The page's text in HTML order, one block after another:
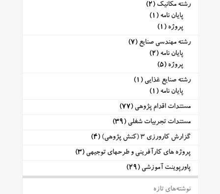
رشته مکانیک (2)
پایان نامه (1)
پروژه (1)
رشته مهندسی صنایع (7)
پایان نامه (2)
پروژه (5)
رشته صنایع غذایی (1)
پایان نامه (1)
مستندات اقدام پژوهی (77)
مستندات تجربیات شغلی (39)
گزارش کارورزی 3 (کنش پژوهی)
(4)
پروژه های کارآفرینی و طرحهای توجیهی (3)
پاورپوینت آموزشی (29)
نوشته‌های تازه